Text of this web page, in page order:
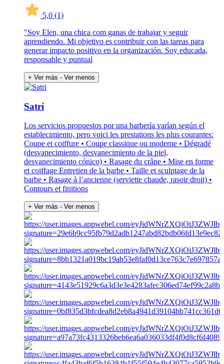
5,0 (1)
"Soy Elen, una chica com ganas de trabajar y seguir
aprendiendo. Mi objetivo es contribuir con las tareas para
generar impacto positivo en la organización. Soy educada,
responsable y puntual
+ Ver más - Ver menos
Satri
Los servicios propuestos por una barbería varían según el
establecimiento, pero voici les prestations les plus courantes:
Coupe et coiffure • Coupe classique ou moderne • Dégradé
(desvanecimiento, desvanecimiento de la piel,
desvanecimiento cónico) • Rasage du crâne • Mise en forme
et coiffage Entretien de la barbe • Taille et sculptage de la
barbe • Rasage à l’ancienne (serviette chaude, rasoir droit) •
Contours et finitions
+ Ver más - Ver menos